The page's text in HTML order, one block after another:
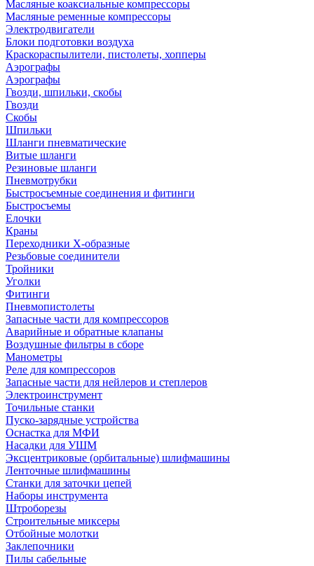
Масляные коаксиальные компрессоры
Масляные ременные компрессоры
Электродвигатели
Блоки подготовки воздуха
Краскораспылители, пистолеты, хопперы
Аэрографы
Аэрографы
Гвозди, шпильки, скобы
Гвозди
Скобы
Шпильки
Шланги пневматические
Витые шланги
Резиновые шланги
Пневмотрубки
Быстросъемные соединения и фитинги
Быстросъемы
Елочки
Краны
Переходники Х-образные
Резьбовые соединители
Тройники
Уголки
Фитинги
Пневмопистолеты
Запасные части для компрессоров
Аварийные и обратные клапаны
Воздушные фильтры в сборе
Манометры
Реле для компрессоров
Запасные части для нейлеров и степлеров
Электроинструмент
Точильные станки
Пуско-зарядные устройства
Оснастка для МФИ
Насадки для УШМ
Эксцентриковые (орбитальные) шлифмашины
Ленточные шлифмашины
Станки для заточки цепей
Наборы инструмента
Штроборезы
Строительные миксеры
Отбойные молотки
Заклепочники
Пилы сабельные